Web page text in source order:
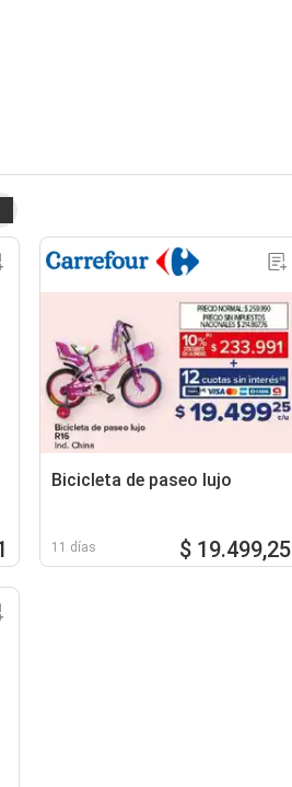
Bicicleta de paseo lujo
11 días $ 19.499,25